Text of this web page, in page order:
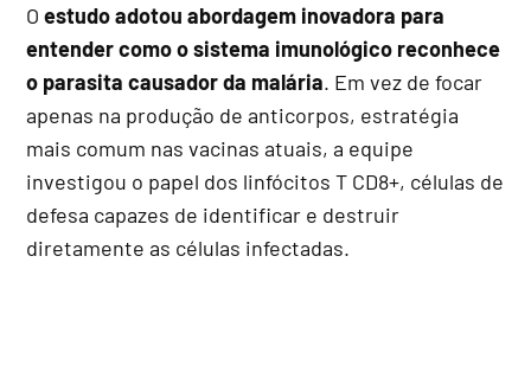
Oestudo adotou abordagem inovadora para
entender como o sistema imunológico reconhece
o parasita causador da malária. Em vez de focar
apenas na produção de anticorpos, estratégia
mais comum nas vacinas atuais, a equipe
investigou o papel dos linfócitos T CD8+, células de
defesa capazes de identificar e destruir
diretamente as células infectadas.